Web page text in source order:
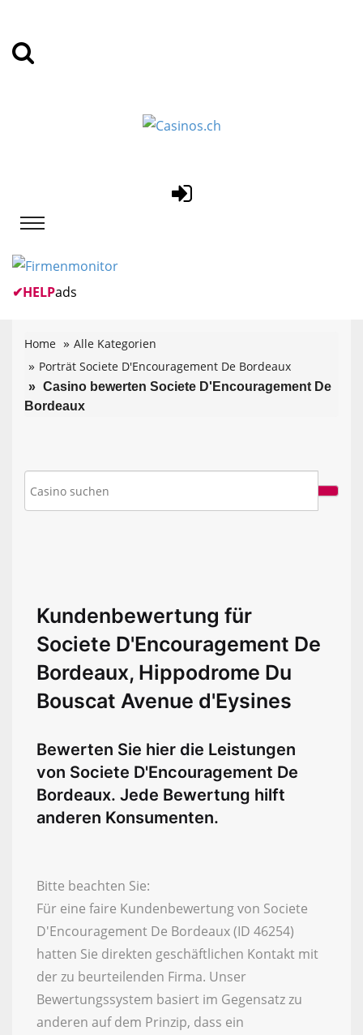
✔HELPads
Home
Alle Kategorien
Porträt Societe D'Encouragement De Bordeaux
Casino bewerten Societe D'Encouragement De
Bordeaux
Kundenbewertung für
Societe D'Encouragement De
Bordeaux, Hippodrome Du
Bouscat Avenue d'Eysines
Bewerten Sie hier die Leistungen
von Societe D'Encouragement De
Bordeaux. Jede Bewertung hilft
anderen Konsumenten.
Bitte beachten Sie:
Für eine faire Kundenbewertung von Societe
D'Encouragement De Bordeaux (ID 46254)
hatten Sie direkten geschäftlichen Kontakt mit
der zu beurteilenden Firma. Unser
Bewertungssystem basiert im Gegensatz zu
anderen auf dem Prinzip, dass ein